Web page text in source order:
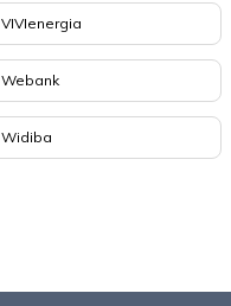
VIVIenergia
Webank
Widiba